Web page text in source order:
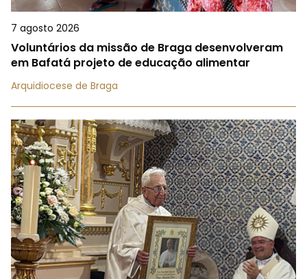
7 agosto 2026
Voluntários da missão de Braga desenvolveram
em Bafatá projeto de educação alimentar
Arquidiocese de Braga